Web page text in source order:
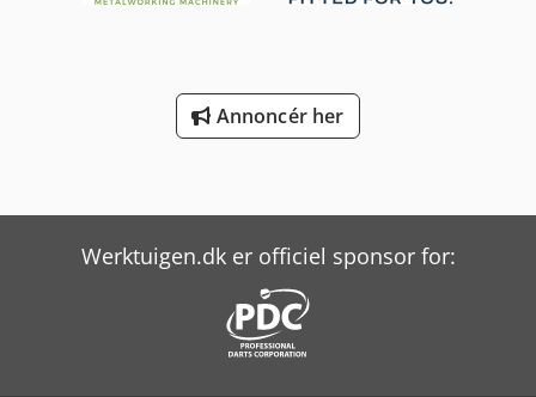
Annoncér her
Werktuigen.dk er officiel sponsor for: